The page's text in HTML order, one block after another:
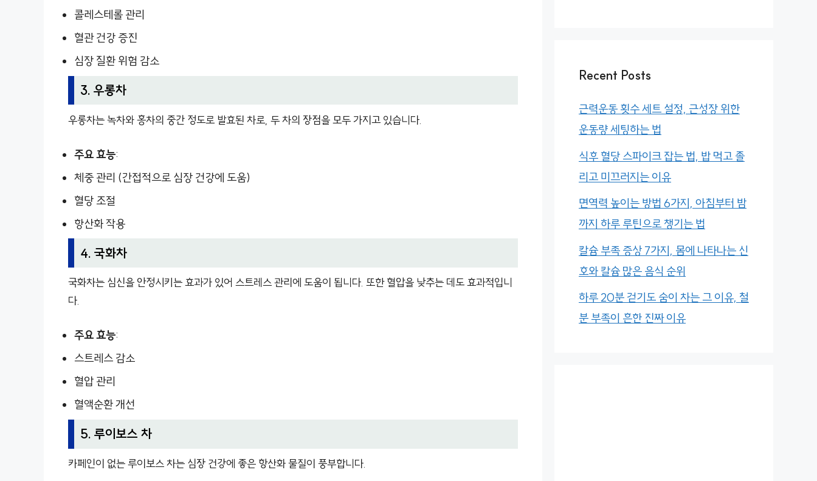
콜레스테롤 관리
혈관 건강 증진
심장 질환 위험 감소
3. 우롱차
우롱차는 녹차와 홍차의 중간 정도로 발효된 차로, 두 차의 장점을 모두 가지고 있습니다.
주요 효능:
체중 관리 (간접적으로 심장 건강에 도움)
혈당 조절
항산화 작용
4. 국화차
국화차는 심신을 안정시키는 효과가 있어 스트레스 관리에 도움이 됩니다. 또한 혈압을 낮추는 데도 효과적입니
다.
주요 효능:
스트레스 감소
혈압 관리
혈액순환 개선
5. 루이보스 차
카페인이 없는 루이보스 차는 심장 건강에 좋은 항산화 물질이 풍부합니다.
Recent Posts
근력운동 횟수 세트 설정, 근성장 위한
운동량 세팅하는 법
식후 혈당 스파이크 잡는 법, 밥 먹고 졸
리고 미끄러지는 이유
면역력 높이는 방법 6가지, 아침부터 밤
까지 하루 루틴으로 챙기는 법
칼슘 부족 증상 7가지, 몸에 나타나는 신
호와 칼슘 많은 음식 순위
하루 20분 걷기도 숨이 차는 그 이유, 철
분 부족이 흔한 진짜 이유